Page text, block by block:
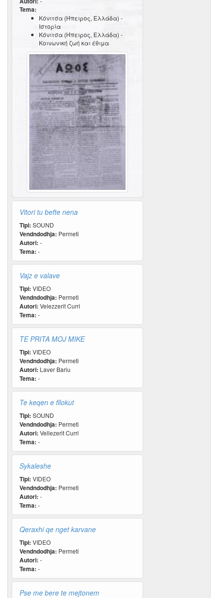
Tema:
Κόνιτσα (Ήπειρος, Ελλάδα) -
Ιστορία
Κόνιτσα (Ήπειρος, Ελλάδα) -
Κοινωνική ζωή και έθιμα
Vitori tu befte nena
Tipi: SOUND
Vendndodhja: Permeti
Autori: -
Tema: -
Vajz e valave
Tipi: VIDEO
Vendndodhja: Permeti
Autori: Velezzerit Curri
Tema: -
TE PRITA MOJ MIKE
Tipi: VIDEO
Vendndodhja: Permeti
Autori: Laver Bariu
Tema: -
Te keqen e fllokut
Tipi: SOUND
Vendndodhja: Permeti
Autori: Vellezerit Curri
Tema: -
Sykaleshe
Tipi: VIDEO
Vendndodhja: Permeti
Autori: -
Tema: -
Qeraxhi qe nget karvane
Tipi: VIDEO
Vendndodhja: Permeti
Autori: -
Tema: -
Pse me bere te mejtonem